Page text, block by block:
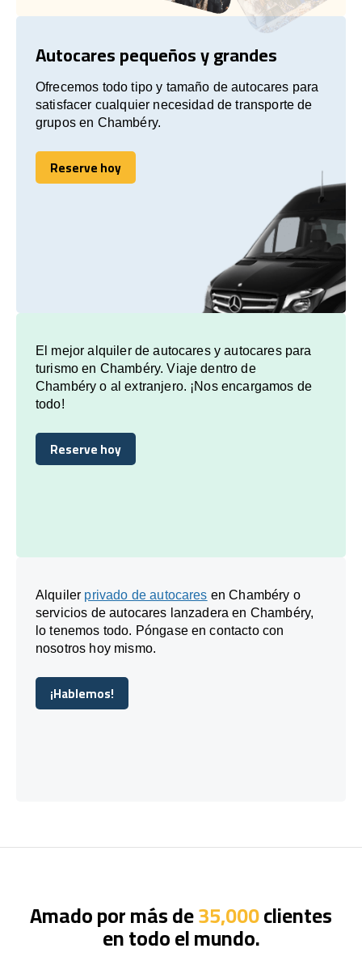
Autocares pequeños y grandes
Ofrecemos todo tipo y tamaño de autocares para
satisfacer cualquier necesidad de transporte de
grupos en Chambéry.
Reserve hoy
Reserve hoy
El mejor alquiler de autocares y autocares para
turismo en Chambéry. Viaje dentro de
Chambéry o al extranjero. ¡Nos encargamos de
todo!
Reserve hoy
Reserve hoy
Alquiler privado de autocares en Chambéry o
servicios de autocares lanzadera en Chambéry,
lo tenemos todo. Póngase en contacto con
nosotros hoy mismo.
¡Hablemos!
¡Hablemos!
Amado por más de35,000clientes
en todo el mundo.